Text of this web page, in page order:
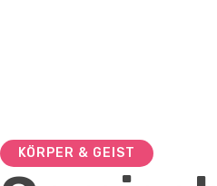
KÖRPER & GEIST